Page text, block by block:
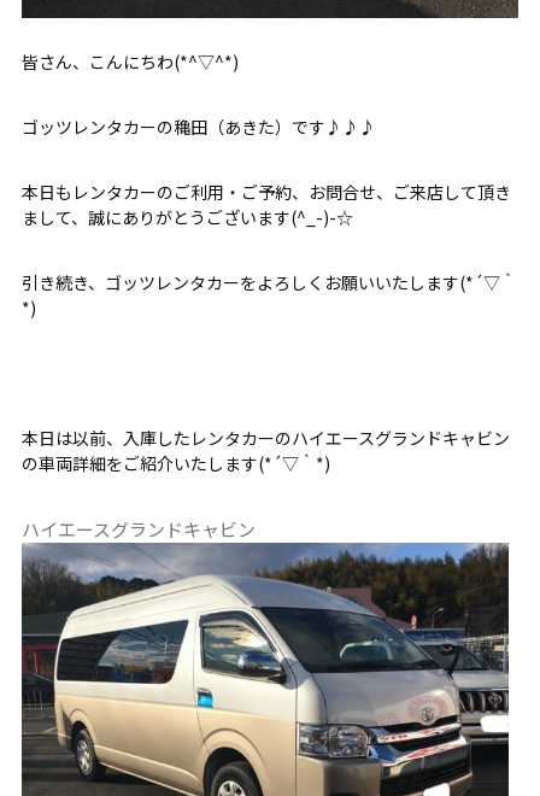
皆さん、こんにちわ(*^▽^*)
ゴッツレンタカーの穐田（あきた）です♪♪♪
本日もレンタカーのご利用・ご予約、お問合せ、ご来店して頂き
まして、誠にありがとうございます(^_-)-☆
引き続き、ゴッツレンタカーをよろしくお願いいたします(*´▽｀
*)
本日は以前、入庫したレンタカーのハイエースグランドキャビン
の車両詳細をご紹介いたします(*´▽｀*)
ハイエースグランドキャビン